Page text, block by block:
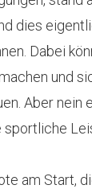
dies
Dabei
und
Aber nein
sportliche
am Start,